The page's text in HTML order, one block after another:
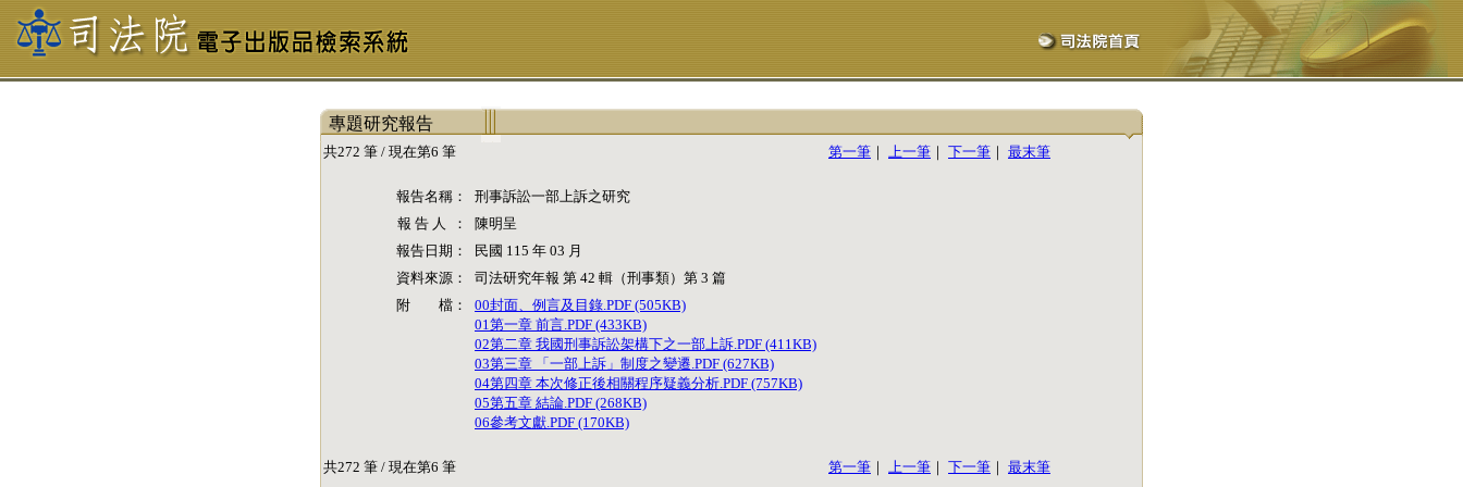
專題研究報告
共272 筆 / 現在第6 筆 第一筆 ｜ 上一筆 ｜ 下一筆 ｜ 最末筆
報告名稱：
刑事訴訟一部上訴之研究
報 告 人 ：
陳明呈
報告日期：
民國 115 年 03 月
資料來源：
司法研究年報 第 42 輯（刑事類）第 3 篇
附 檔：
00封面、例言及目錄.PDF (505KB)
01第一章 前言.PDF (433KB)
02第二章 我國刑事訴訟架構下之一部上訴.PDF (411KB)
03第三章 「一部上訴」制度之變遷.PDF (627KB)
04第四章 本次修正後相關程序疑義分析.PDF (757KB)
05第五章 結論.PDF (268KB)
06參考文獻.PDF (170KB)
共272 筆 / 現在第6 筆 第一筆 ｜ 上一筆 ｜ 下一筆 ｜ 最末筆